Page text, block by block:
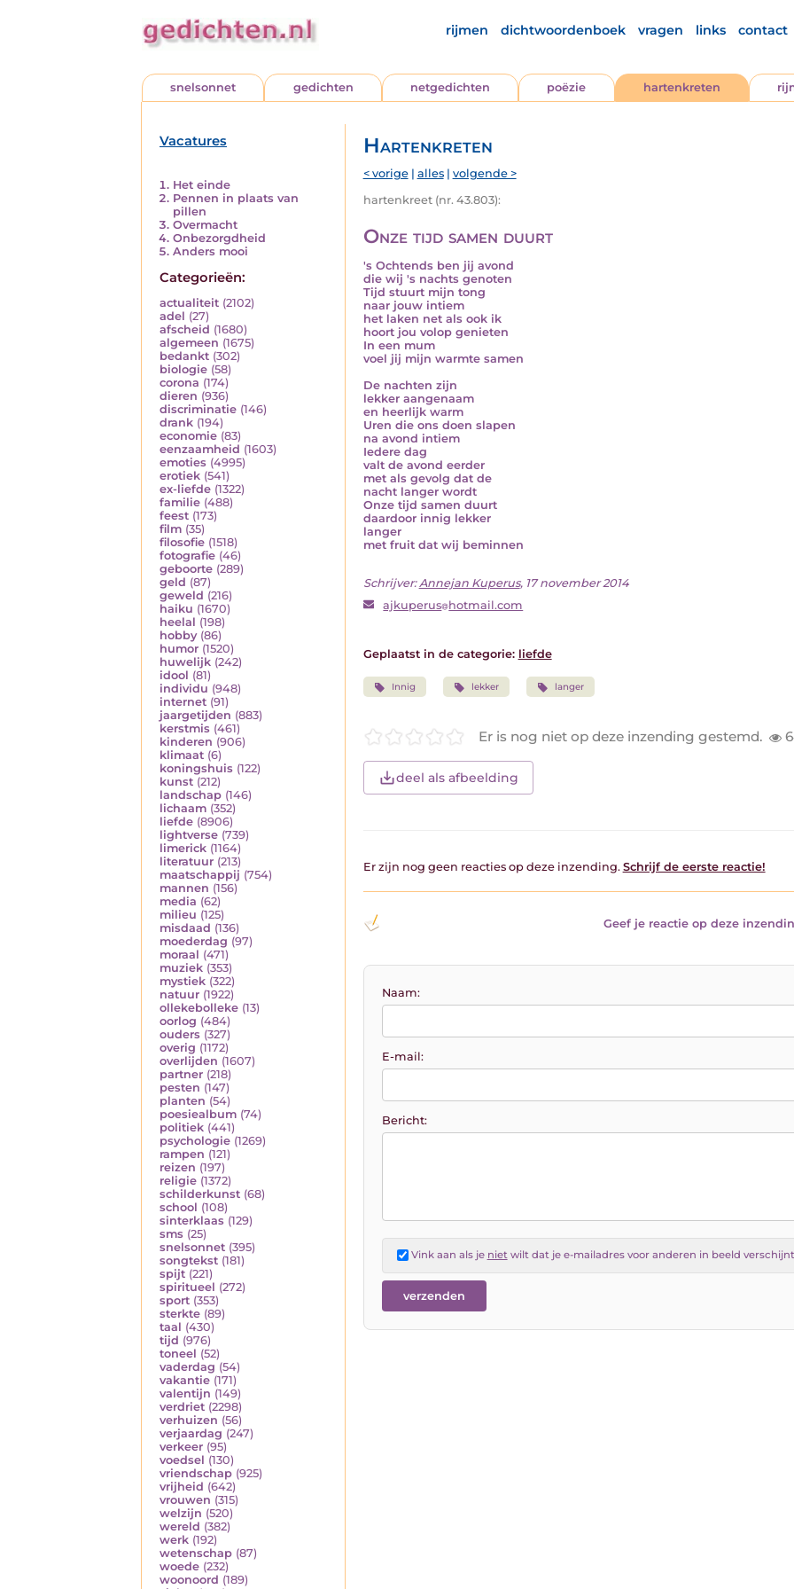
rijmen dichtwoordenboek vragen links contact
snelsonnet gedichten netgedichten poëzie hartenkreten
Vacatures
Het einde
Pennen in plaats van
pillen
Overmacht
Onbezorgdheid
Anders mooi
Categorieën:
actualiteit (2102)
adel (27)
afscheid (1680)
algemeen (1675)
bedankt (302)
biologie (58)
corona (174)
dieren (936)
discriminatie (146)
drank (194)
economie (83)
eenzaamheid (1603)
emoties (4995)
erotiek (541)
ex-liefde (1322)
familie (488)
feest (173)
film (35)
filosofie (1518)
fotografie (46)
geboorte (289)
geld (87)
geweld (216)
haiku (1670)
heelal (198)
hobby (86)
humor (1520)
huwelijk (242)
idool (81)
individu (948)
internet (91)
jaargetijden (883)
kerstmis (461)
kinderen (906)
klimaat (6)
koningshuis (122)
kunst (212)
landschap (146)
lichaam (352)
liefde (8906)
lightverse (739)
limerick (1164)
literatuur (213)
maatschappij (754)
mannen (156)
media (62)
milieu (125)
misdaad (136)
moederdag (97)
moraal (471)
muziek (353)
mystiek (322)
natuur (1922)
ollekebolleke (13)
oorlog (484)
ouders (327)
overig (1172)
overlijden (1607)
partner (218)
pesten (147)
planten (54)
poesiealbum (74)
politiek (441)
psychologie (1269)
rampen (121)
reizen (197)
religie (1372)
schilderkunst (68)
school (108)
sinterklaas (129)
sms (25)
snelsonnet (395)
songtekst (181)
spijt (221)
spiritueel (272)
sport (353)
sterkte (89)
taal (430)
tijd (976)
toneel (52)
vaderdag (54)
vakantie (171)
valentijn (149)
verdriet (2298)
verhuizen (56)
verjaardag (247)
verkeer (95)
voedsel (130)
vriendschap (925)
vrijheid (642)
vrouwen (315)
welzijn (520)
wereld (382)
werk (192)
wetenschap (87)
woede (232)
woonoord (189)
Hartenkreten
< vorige| alles| volgende >
hartenkreet (nr. 43.803):
Onze tijd samen duurt
's Ochtends ben jij avond
die wij 's nachts genoten
Tijd stuurt mijn tong
naar jouw intiem
het laken net als ook ik
hoort jou volop genieten
In een mum
voel jij mijn warmte samen
De nachten zijn
lekker aangenaam
en heerlijk warm
Uren die ons doen slapen
na avond intiem
Iedere dag
valt de avond eerder
met als gevolg dat de
nacht langer wordt
Onze tijd samen duurt
daardoor innig lekker
langer
met fruit dat wij beminnen
Schrijver: Annejan Kuperus, 17 november 2014
ajkuperus hotmail.com
Geplaatst in de categorie: liefde
Innig lekker langer
Er is nog niet op deze inzending gestemd.
deel als afbeelding
Er zijn nog geen reacties op deze inzending. Schrijf de eerste reactie!
Geef je reactie op deze
Naam:
E-mail:
Bericht:
Vink aan als je nietwilt dat je e-mailadres voor anderen in beeld verschijnt